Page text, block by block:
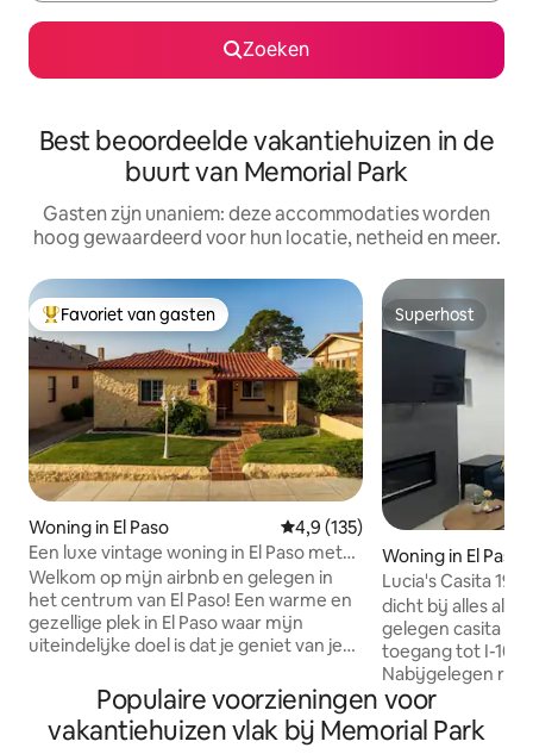
Zoeken
Best beoordeelde vakantiehuizen in de
buurt van Memorial Park
Gasten zijn unaniem: deze accommodaties worden
hoog gewaardeerd voor hun locatie, netheid en meer.
Topfavoriet van gasten
Favoriet van gasten
Woning in El Paso Gemiddelde beoordeling van
4,9 (135)
Een luxe vintage woning in El Paso met
King MBR Suite
Welkom op mijn airbnb en gelegen in
het centrum van El Paso! Een warme en
gezellige plek in El Paso waar mijn
uiteindelijke doel is dat je geniet van je
airbnb beschikt over onlangs
gerenoveerde ruimtes met stijlvolle
accommodaties voor iedereen;
Superhost
Superhost
Woning in El Paso
Lucia's Casita 1943
dicht bij alles als
gelegen casita verblijft.
toegang tot I-10,
Nabijgelegen
parken Vuurplaats in de achtertuin wat
hout is
kopen Traagschuimmatrassen
Populaire voorzieningen voor
vakantiehuizen vlak bij Memorial Park